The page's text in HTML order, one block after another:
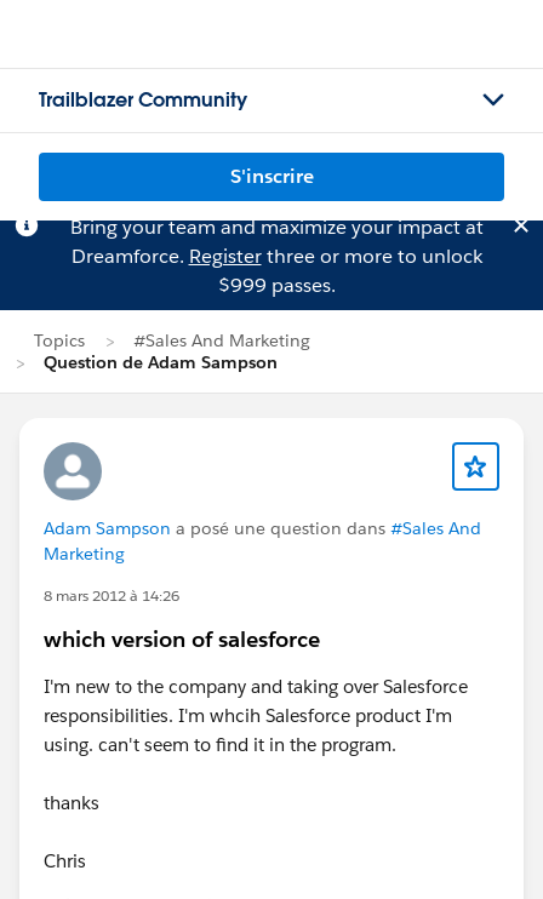
Trailblazer Community
S'inscrire
Bring your team and maximize your impact at
Dreamforce. Registerthree or more to unlock
$999 passes.
Topics
#Sales And Marketing
Question de Adam Sampson
Adam Sampson a posé une question dans #Sales And
Marketing
8 mars 2012 à 14:26
which version of salesforce
I'm new to the company and taking over Salesforce
responsibilities. I'm whcih Salesforce product I'm
using. can't seem to find it in the program.
thanks
Chris